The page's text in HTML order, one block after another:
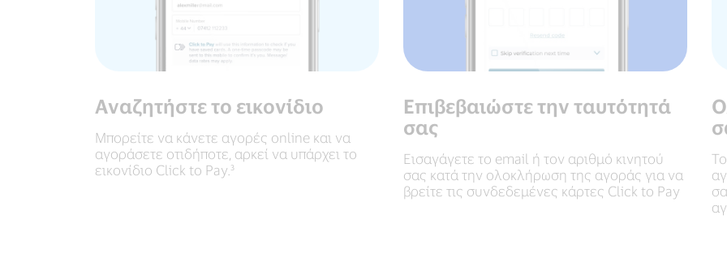
Αναζητήστε το εικονίδιο
Μπορείτε να κάνετε αγορές online και να
αγοράσετε οτιδήποτε, αρκεί να υπάρχει το
εικονίδιο Click to Pay.³
Επιβεβαιώστε την ταυτότητά
σας
Εισαγάγετε το email ή τον αριθμό κινητού
σας κατά την ολοκλήρωση της αγοράς για να
βρείτε τις συνδεδεμένες κάρτες Click to Pay